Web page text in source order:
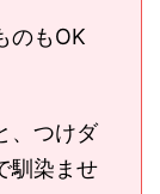
のもOK
、つけダ
馴染ませ